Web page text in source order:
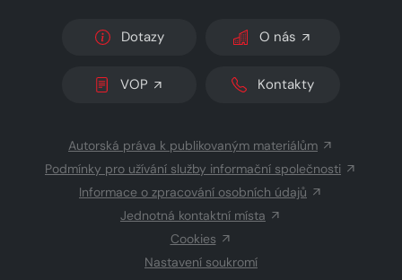
Dotazy O nás
VOP Kontakty
Autorská práva k publikovaným materiálům
Podmínky pro užívání služby informační společnosti
Informace o zpracování osobních údajů
Jednotná kontaktní místa
Cookies
Nastavení soukromí